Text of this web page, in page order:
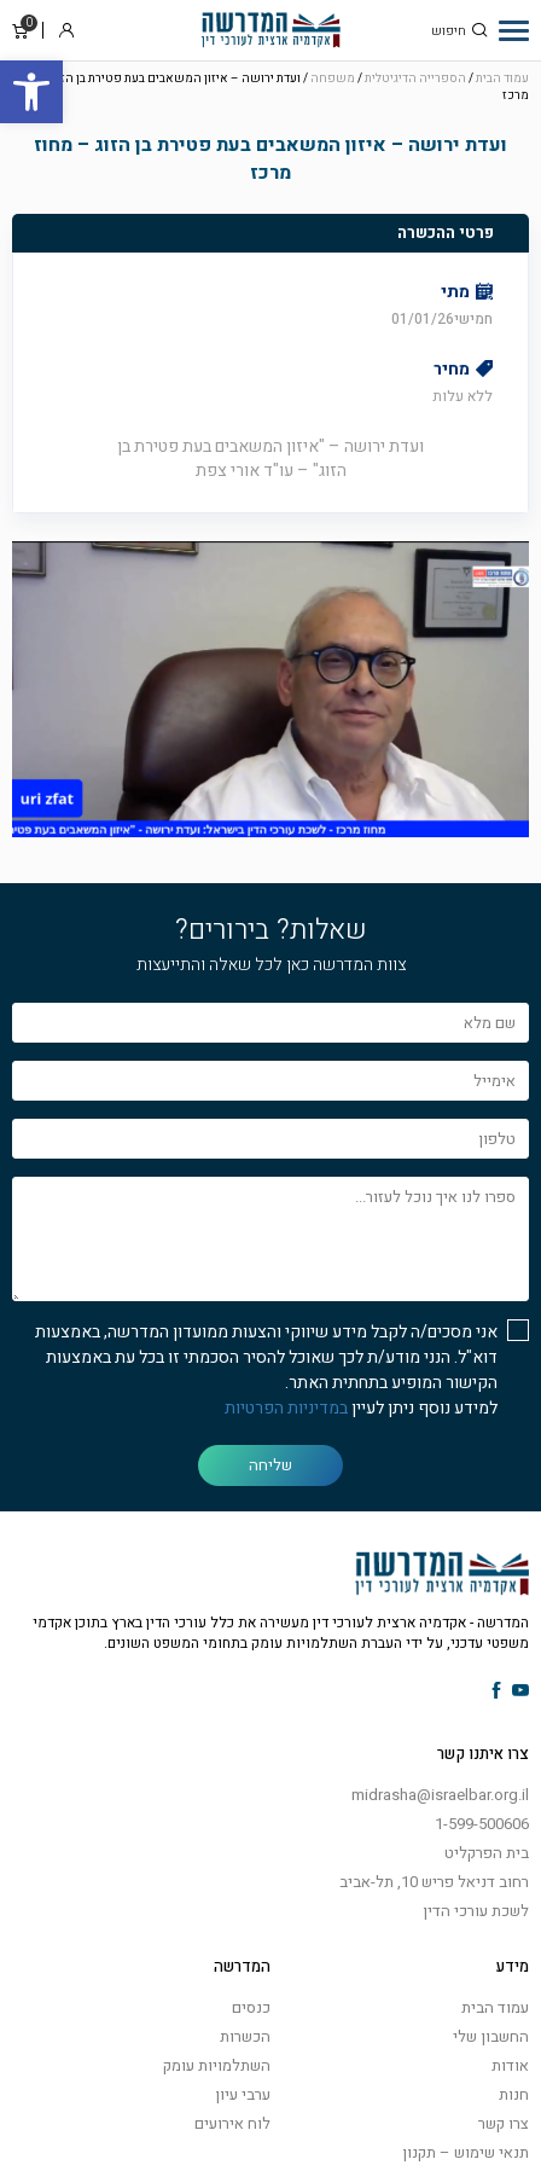
פתח
0
סל
התחבר
עמוד הבית/ הספרייה הדיגיטלית/ משפחה / ועדת ירושה – איזון המשאבים בעת פטירת בן הזוג – מחוז
מרכז
ועדת ירושה – איזון המשאבים בעת פטירת בן הזוג – מחוז
מרכז
פרטי ההכשרה
מתי
חמישי01/01/26
מחיר
ללא עלות
ועדת ירושה – "איזון המשאבים בעת פטירת בן
הזוג" – עו"ד אורי צפת
שאלות? בירורים?
צוות המדרשה כאן לכל שאלה והתייעצות
שם
מלא
אימייל
טלפון
ספרו
לנו
אני מסכים/ה לקבל מידע שיווקי והצעות ממועדון המדרשה, באמצעות
דוא"ל. הנני מודע/ת לכך שאוכל להסיר הסכמתי זו בכל עת באמצעות
הקישור המופיע בתחתית האתר.
למידע נוסף ניתן לעייןבמדיניות הפרטיות
שליחה
המדרשה - אקדמיה ארצית לעורכי דין מעשירה את כלל עורכי הדין בארץ בתוכן אקדמי
משפטי עדכני, על ידי העברת השתלמויות עומק בתחומי המשפט השונים.
צרו איתנו קשר
midrasha@israelbar.org.il
1-599-500606
בית הפרקליט
רחוב דניאל פריש 10, תל-אביב
לשכת עורכי הדין
מידע
עמוד הבית
החשבון שלי
אודות
חנות
צרו קשר
תנאי שימוש – תקנון
המדרשה
כנסים
הכשרות
השתלמויות עומק
ערבי עיון
לוח אירועים